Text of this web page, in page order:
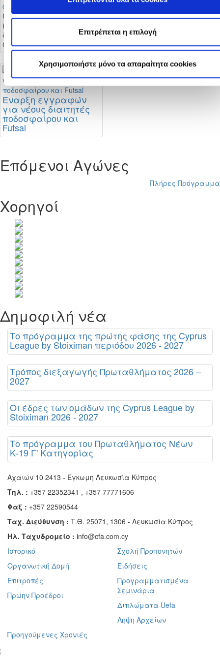
Επιτρέπεται η επιλογή
Χρησιμοποιήστε μόνο τα απαραίτητα cookies
Οι αλλαγές στους
κανονισμούς
διαιτησίας και οι
οδηγίες της ΚΟΠ
Μεταγραφική
και πότε
ολοκληρώνεται
Έναρξη εγγραφών
για νέους διαιτητές
ποδοσφαίρου και
Futsal
Επόμενοι Αγώνες
Πλήρες Πρόγραμμα
Χορηγοί
Δημοφιλή νέα
Το πρόγραμμα της πρώτης φάσης της Cyprus
League by Stoiximan περιόδου 2026 - 2027
Τρόπος διεξαγωγής Πρωταθλήματος 2026 –
2027
Οι έδρες των ομάδων της Cyprus League by
Stoiximan 2026 - 2027
Το πρόγραμμα του Πρωταθλήματος Νέων
Κ-19 Γ' Κατηγορίας
Αχαιών 10 2413 - Έγκωμη Λευκωσία Κύπρος
Τηλ. : +357 22352341 , +357 77771606
Φαξ : +357 22590544
Ταχ. Διεύθυνση : Τ.Θ. 25071, 1306 - Λευκωσία Κύπρος
Ηλ. Ταχυδρομείο : info@cfa.com.cy
Ιστορικό
Οργανωτική Δομή
Επιτροπές
Πρώην Προέδροι
Σχολή Προπονητών
Ειδήσεις
Προγραμματισμένα
Σεμινάρια
Διπλώματα Uefa
Ληψη Αρχείων
Προηγούμενες Χρονιές